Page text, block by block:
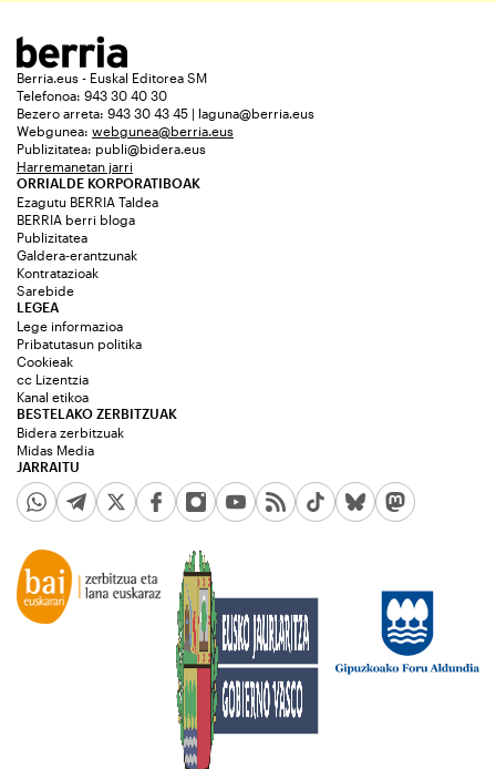
Berria.eus - Euskal Editorea SM
Telefonoa: 943 30 40 30
Bezero arreta: 943 30 43 45 | laguna@berria.eus
Webgunea: webgunea@berria.eus
Publizitatea: publi@bidera.eus
Harremanetan jarri
ORRIALDE KORPORATIBOAK
Ezagutu BERRIA Taldea
BERRIA berri bloga
Publizitatea
Galdera-erantzunak
Kontratazioak
Sarebide
JARRAITU
LEGEA
Lege informazioa
Pribatutasun politika
Cookieak
cc Lizentzia
Kanal etikoa
BESTELAKO ZERBITZUAK
Bidera zerbitzuak
Midas Media